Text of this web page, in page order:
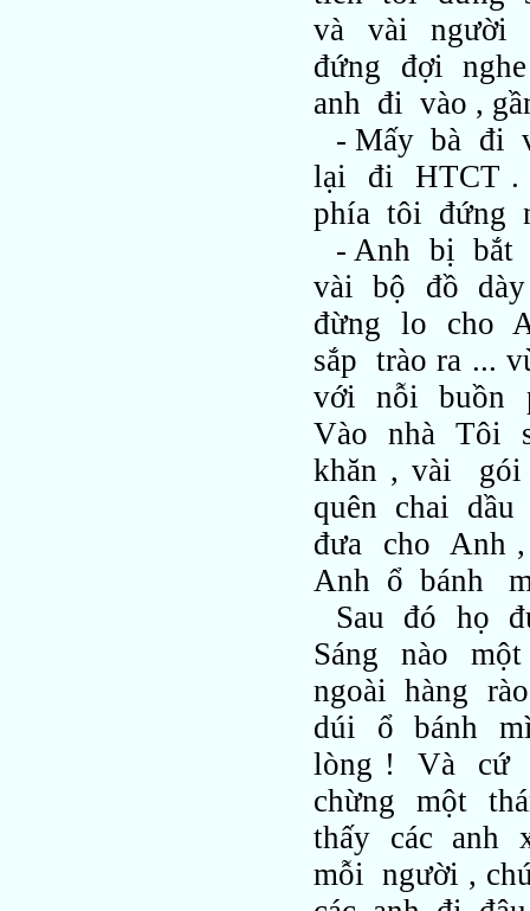
và vài người
đứng đợi
anh đi vào ,
- Mấy bà đi
lại đi HTCT .
phía tôi đứng
- Anh bị bắt
vài bộ đồ
đừng lo cho
sắp trào ra ...
với nỗi buồn
Vào nhà Tôi
khăn , vài
quên chai
đưa cho Anh
Anh ổ bánh
Sau đó họ
Sáng nào
ngoài hàng
dúi ổ bánh
lòng ! Và cứ
chừng một
thấy các anh
mỗi người ,